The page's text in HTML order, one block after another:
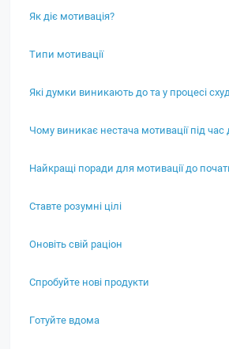
Як діє мотивація?
Типи мотивації
Які думки виникають до та у процесі
Чому виникає нестача мотивації під час
Найкращі поради для мотивації до
Ставте розумні цілі
Оновіть свій раціон
Спробуйте нові продукти
Готуйте вдома